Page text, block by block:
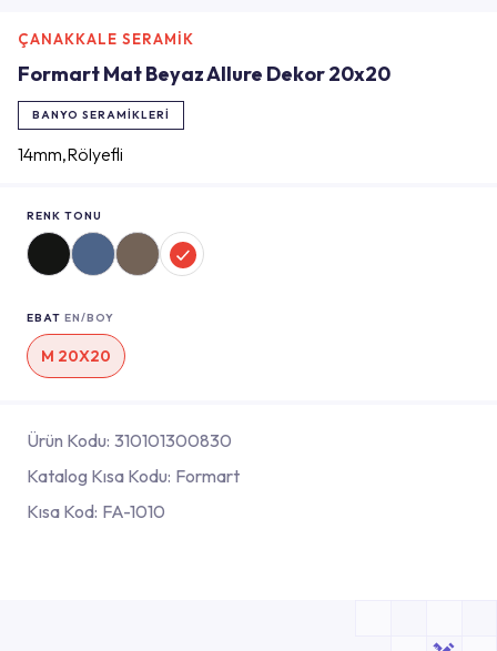
ÇANAKKALE SERAMİK
Formart Mat Beyaz Allure Dekor 20x20
BANYO SERAMIKLERI
14mm,Rölyefli
RENK TONU
EBAT EN/BOY
M 20X20
Ürün Kodu: 310101300830
Katalog Kısa Kodu: Formart
Kısa Kod: FA-1010